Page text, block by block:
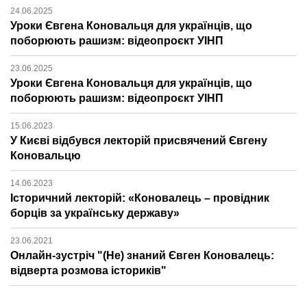
24.06.2025
Уроки Євгена Коновальця для українців, що
поборюють рашизм: відеопроєкт УІНП
23.06.2025
Уроки Євгена Коновальця для українців, що
поборюють рашизм: відеопроєкт УІНП
15.06.2023
У Києві відбувся лекторій присвячений Євгену
Коновальцю
14.06.2023
Історичний лекторій: «Коновалець – провідник
борців за українську державу»
23.06.2021
Онлайн-зустріч "(Не) знаний Євген Коновалець:
відверта розмова істориків"